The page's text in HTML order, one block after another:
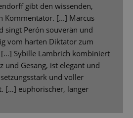
gibt den wissenden,
Kommentator. [...] Marcus
singt Perón souverän und
vom harten Diktator zum
[…] Sybille Lambrich kombiniert
und Gesang, ist elegant und
und voller
[…] euphorischer, langer